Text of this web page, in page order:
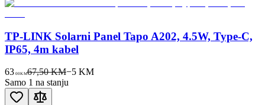
TP-LINK Solarni Panel Tapo A202, 4.5W, Type-C,
IP65, 4m kabel
63 00KM67,50 KM−5KM
Samo 1 na stanju